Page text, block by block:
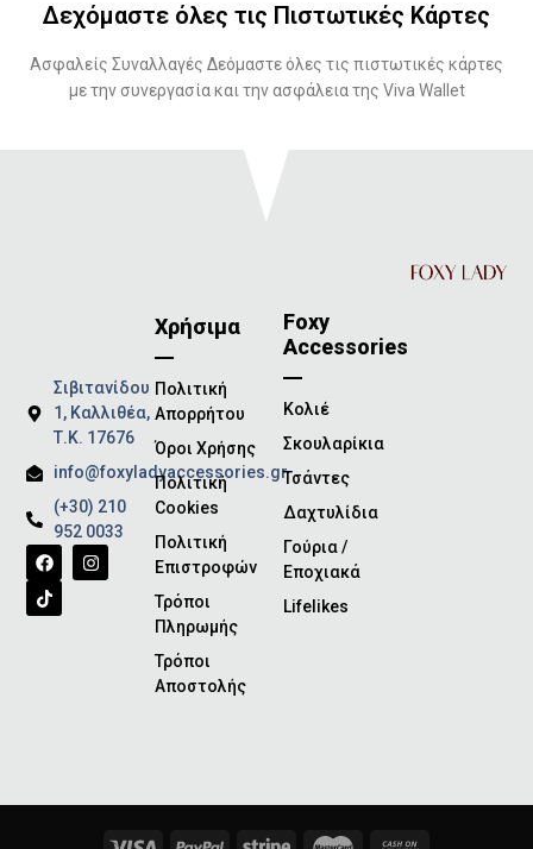
Δεχόμαστε όλες τις Πιστωτικές Κάρτες
Ασφαλείς Συναλλαγές Δεόμαστε όλες τις πιστωτικές κάρτες
με την συνεργασία και την ασφάλεια της Viva Wallet
Σιβιτανίδου
1, Καλλιθέα,
Τ.Κ. 17676
info@foxyladyaccessories.gr
(+30) 210
952 0033
Foxy
Accessories
Κολιέ
Σκουλαρίκια
Τσάντες
Δαχτυλίδια
Γούρια /
Εποχιακά
Lifelikes
Χρήσιμα
Πολιτική
Απορρήτου
Όροι Χρήσης
Πολιτική
Cookies
Πολιτική
Επιστροφών
Τρόποι
Πληρωμής
Τρόποι
Αποστολής